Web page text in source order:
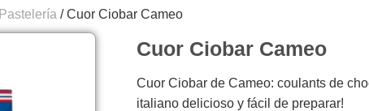
Pastelería / Cuor Ciobar Cameo
Cuor Ciobar Cameo
Cuor Ciobar de Cameo: coulants de
italiano delicioso y fácil de preparar!